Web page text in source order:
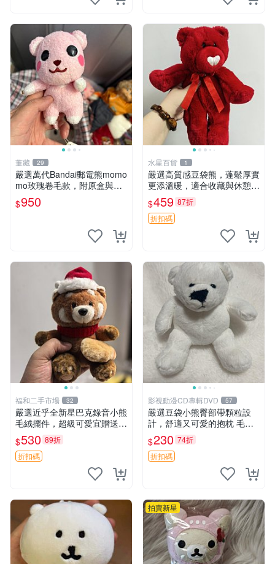
董藏 29
嚴選萬代Bandai郵電熊momo
mo玫瑰卷毛款，附原盒與吊
牌，粉嫩可愛入手即柔軟～
玫瑰卷毛 郵電熊 正品
$950
水星百貨 1
嚴選高質感豆袋熊，蓬鬆厚實
更添溫暖，適合收藏與休憩。
前胸填充飽滿，背部亦具優雅
設計。 豆袋熊 保暖 溫柔 蓬
松
$459 87折
折扣碼
福和二手市場 32
嚴選近乎全新星巴克錄音小熊
毛絨擺件，超級可愛宜贈送掛
飾 錄音小熊 毛絨擺件 贈品
$530 89折
折扣碼
影視動漫CD專輯DVD 57
嚴選豆袋小熊臀部帶顆粒設
計，舒適又可愛的抱枕 毛絨
抱枕、臀部按摩、坐墊
$230 74折
折扣碼
拍賣新星